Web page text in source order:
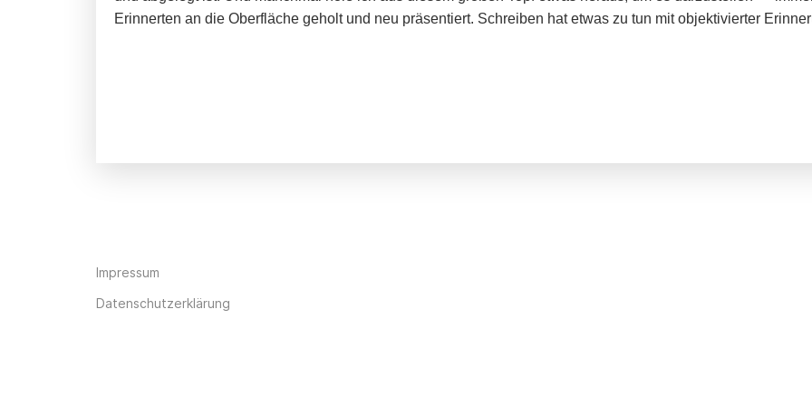
Erinnerten an die Oberfläche geholt und neu präsentiert. Schreiben hat etwas zu tun mit objektivierter
Impressum
Datenschutzerklärung